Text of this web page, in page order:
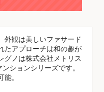
外観は美しいファサード
たアプローチは和の趣が
グノは株式会社メトリス
ションシリーズです。
。